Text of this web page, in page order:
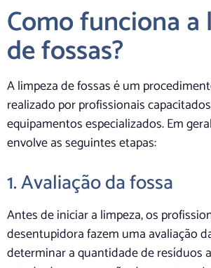
Como funciona a
de fossas?
A limpeza de fossas é um
realizado por profissionais
equipamentos especializados. Em
envolve as seguintes etapas:
1. Avaliação da fossa
Antes de iniciar a limpeza, os
desentupidora fazem uma avaliação
determinar a quantidade de resíduos